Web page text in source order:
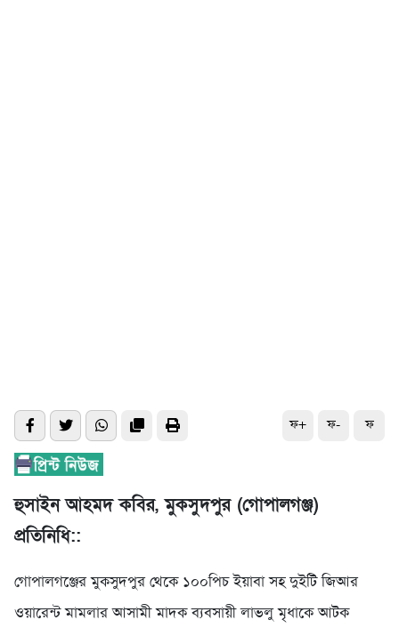
ফ+ ফ- ফ
হুসাইন আহমদ কবির, মুকসুদপুর (গোপালগঞ্জ)
প্রতিনিধি::
গোপালগঞ্জের মুকসুদপুর থেকে ১০০পিচ ইয়াবা সহ দুইটি জিআর
ওয়ারেন্ট মামলার আসামী মাদক ব্যবসায়ী লাভলু মৃধাকে আটক